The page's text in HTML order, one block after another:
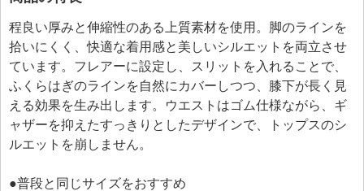
程良い厚みと伸縮性のある上質素材を使用。脚のラインを
拾いにくく、快適な着用感と美しいシルエットを両立させ
ています。フレアーに設定し、スリットを入れることで、
ふくらはぎのラインを自然にカバーしつつ、膝下が長く見
える効果を生み出します。ウエストはゴム仕様ながら、ギ
ャザーを抑えたすっきりとしたデザインで、トップスのシ
ルエットを崩しません。
●普段と同じサイズをおすすめ